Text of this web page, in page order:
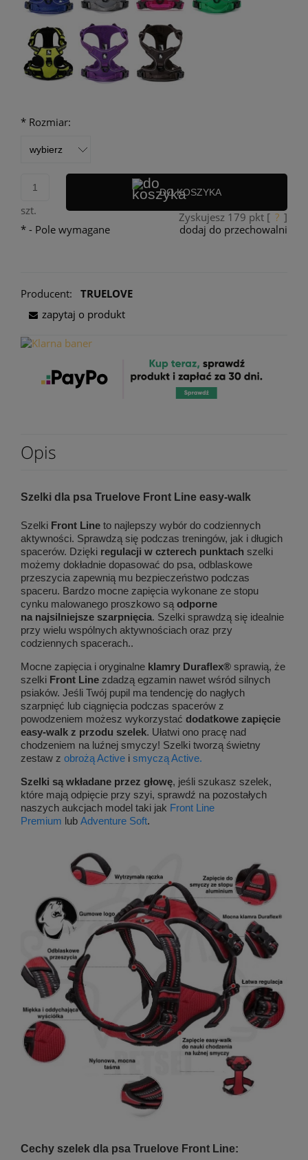
* Rozmiar:
szt.
DO KOSZYKA
Zyskujesz 179 pkt [ ? ]
dodaj do przechowalni
* - Pole wymagane
Producent:
TRUELOVE
zapytaj o produkt
Opis
Szelki dla psa Truelove Front Line easy-walk
Szelki Front Line to najlepszy wybór do codziennych
aktywności. Sprawdzą się podczas treningów, jak i długich
spacerów. Dzięki regulacji w czterech punktach szelki
możemy dokładnie dopasować do psa, odblaskowe
przeszycia zapewnią mu bezpieczeństwo podczas
spaceru. Bardzo mocne zapięcia wykonane ze stopu
cynku malowanego proszkowo są odporne
na najsilniejsze szarpnięcia. Szelki sprawdzą się idealnie
przy wielu wspólnych aktywnościach oraz przy
codziennych spacerach..
Mocne zapięcia i oryginalne klamry Duraflex® sprawią, że
szelki Front Line zdadzą egzamin nawet wśród silnych
psiaków. Jeśli Twój pupil ma tendencję do nagłych
szarpnięć lub ciągnięcia podczas spacerów z
powodzeniem możesz wykorzystać dodatkowe zapięcie
easy-walk z przodu szelek. Ułatwi ono pracę nad
chodzeniem na luźnej smyczy! Szelki tworzą świetny
zestaw z obrożą Active i smyczą Active.
Szelki są wkładane przez głowę, jeśli szukasz szelek,
które mają odpięcie przy szyi, sprawdź na pozostałych
naszych aukcjach model taki jak Front Line
Premium lub Adventure Soft.
Cechy szelek dla psa Truelove Front Line: